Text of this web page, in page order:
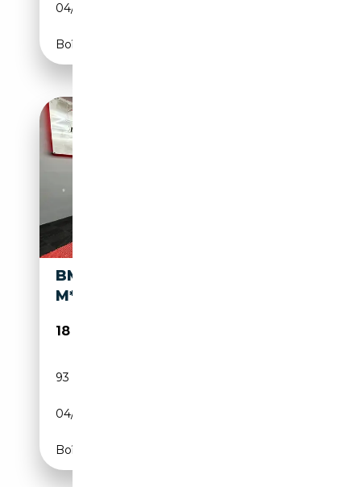
04/2016
Boîte manuelle
BMW X1 BMW X1 * LOOK
M*CAR-PASS*
18 499€
93 000 km
04/2022
Boîte manuelle